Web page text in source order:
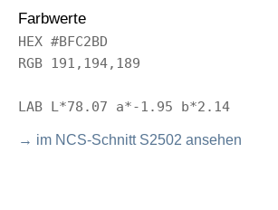
Farbwerte
HEX #BFC2BD
RGB 191,194,189
LAB L*78.07 a*-1.95 b*2.14
→ im NCS-Schnitt S2502 ansehen